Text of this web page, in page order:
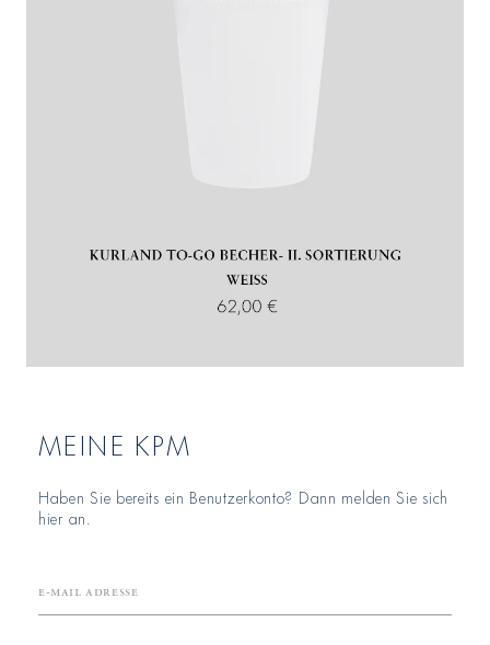
MEINE KPM
Haben Sie bereits ein Benutzerkonto? Dann melden Sie sich
hier an.
E-Mail Adresse